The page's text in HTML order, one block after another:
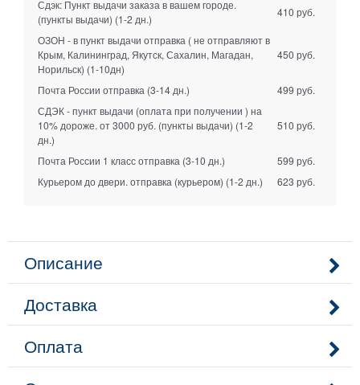
Сдэк: Пункт выдачи заказа в вашем городе.
(пункты выдачи) (1-2 дн.)
410 руб.
ОЗОН - в пункт выдачи отправка ( не отправляют в
Крым, Калининград, Якутск, Сахалин, Магадан,
Норильск) (1-10дн)
450 руб.
Почта России отправка (3-14 дн.)
499 руб.
СДЭК - пункт выдачи (оплата при получении ) на
10% дороже. от 3000 руб. (пункты выдачи) (1-2
дн.)
510 руб.
Почта России 1 класс отправка (3-10 дн.)
599 руб.
Курьером до двери. отправка (курьером) (1-2 дн.) 623 руб.
Описание
Доставка
Оплата